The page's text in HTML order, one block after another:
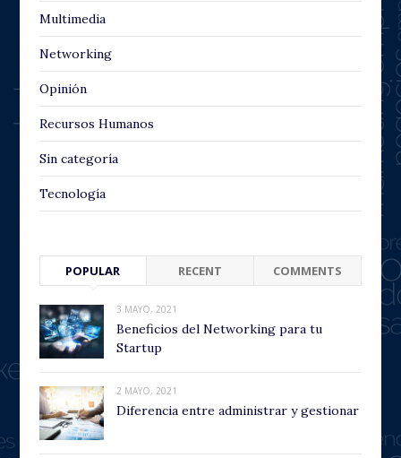
Multimedia
Networking
Opinión
Recursos Humanos
Sin categoría
Tecnología
POPULAR RECENT COMMENTS
3 MAYO, 2021
Beneficios del Networking para tu
Startup
2 MAYO, 2021
Diferencia entre administrar y gestionar